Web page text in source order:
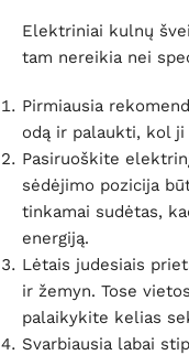
Elektriniai kulnų
tam nereikia nei
Pirmiausia
odą ir palaukti, kol
Pasiruoškite
sėdėjimo pozicija
tinkamai sudėtas,
energiją.
Lėtais judesiais
ir žemyn. Tose
palaikykite kelias
Svarbiausia labai